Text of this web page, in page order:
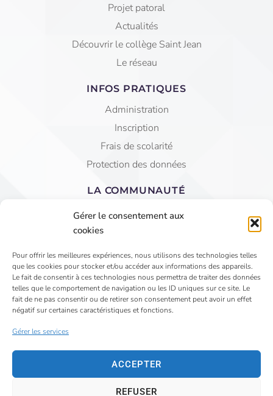
Gérer le consentement aux
cookies
Pour offrir les meilleures expériences, nous utilisons des technologies telles
que les cookies pour stocker et/ou accéder aux informations des appareils.
Le fait de consentir à ces technologies nous permettra de traiter des données
telles que le comportement de navigation ou les ID uniques sur ce site. Le
fait de ne pas consentir ou de retirer son consentement peut avoir un effet
négatif sur certaines caractéristiques et fonctions.
Gérer les services
ACCEPTER
REFUSER
Projet patoral
Actualités
Découvrir le collège Saint Jean
Le réseau
INFOS PRATIQUES
Administration
Inscription
Frais de scolarité
Protection des données
LA COMMUNAUTÉ
Equipe éducative
AGEC Saint Jean
4 Rue du Faubourg St Jean - VIHIERS 49310 LYS
HAUT LAYON
02 41 75 81 15